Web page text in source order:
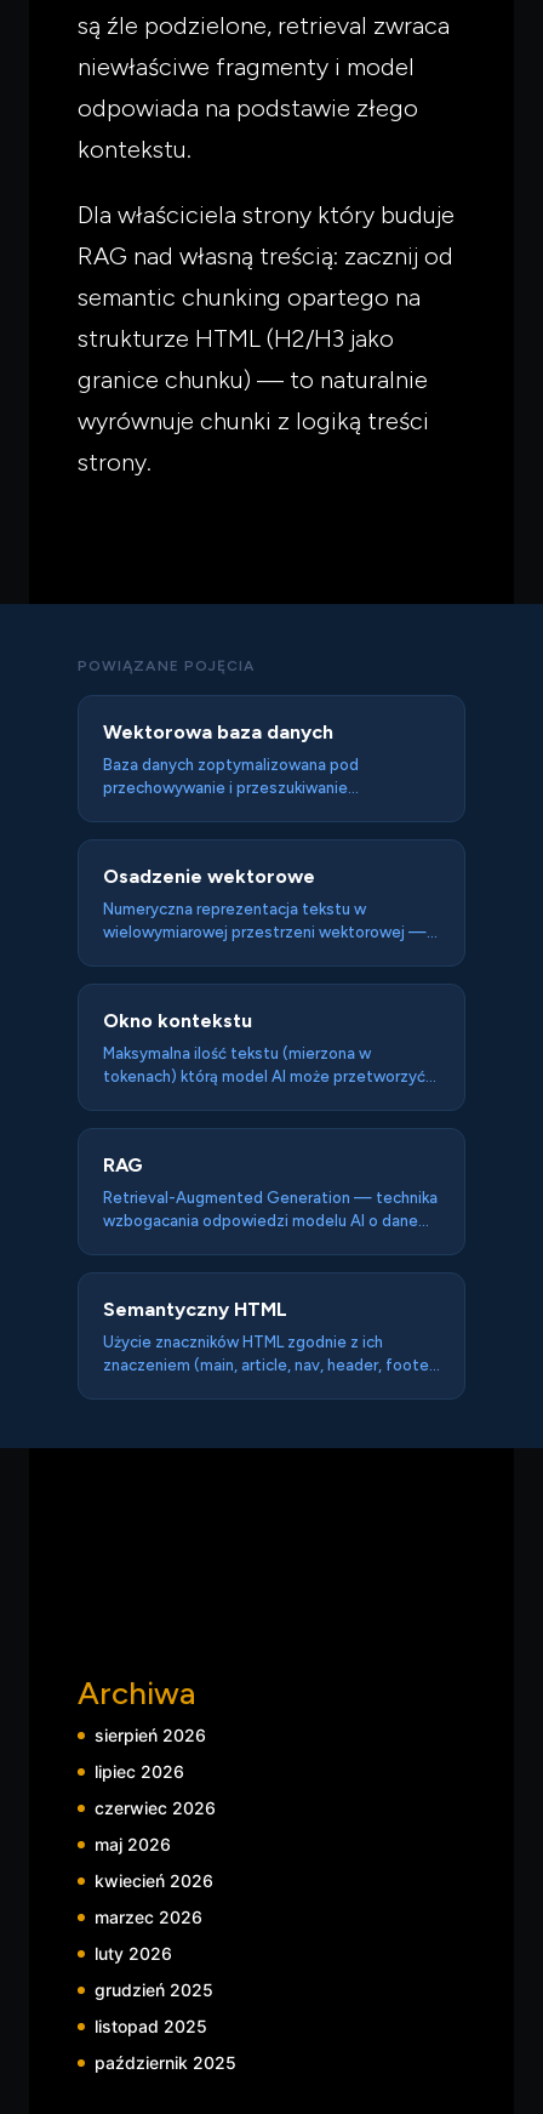
są źle podzielone, retrieval zwraca
niewłaściwe fragmenty i model
odpowiada na podstawie złego
kontekstu.
Dla właściciela strony który buduje
RAG nad własną treścią: zacznij od
semantic chunking opartego na
strukturze HTML (H2/H3 jako
granice chunku) — to naturalnie
wyrównuje chunki z logiką treści
strony.
POWIĄZANE POJĘCIA
Wektorowa baza danych
Baza danych zoptymalizowana pod
przechowywanie i przeszukiwanie
Fundament infrastruktury RAG dla agentów
AI.
Osadzenie wektorowe
Numeryczna reprezentacja tekstu w
wielowymiarowej przestrzeni wektorowej —
porównywać znaczenie tekstów które nie
mają wspólnych słów.
Okno kontekstu
Maksymalna ilość tekstu (mierzona w
tokenach) którą model AI może przetworzyć
RAG
Retrieval-Augmented Generation — technika
wzbogacania odpowiedzi modelu AI o dane
Semantyczny HTML
Użycie znaczników HTML zgodnie z ich
znaczeniem (main, article, nav, header, footer)
Archiwa
sierpień 2026
lipiec 2026
czerwiec 2026
maj 2026
kwiecień 2026
marzec 2026
luty 2026
grudzień 2025
listopad 2025
październik 2025